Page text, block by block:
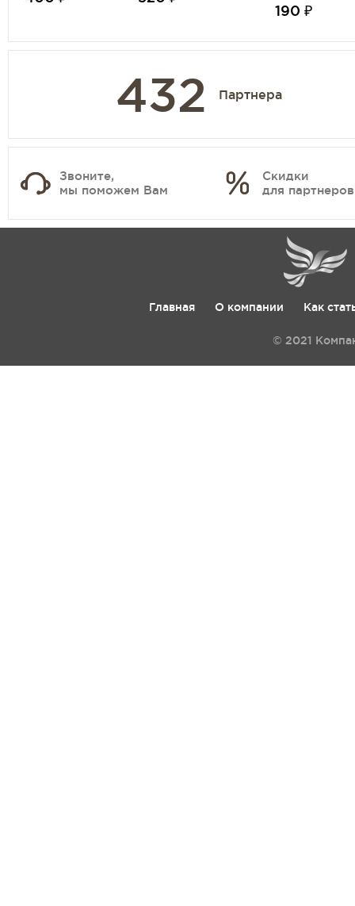
190 ₽
432 Партнера
Звоните,
мы поможем Вам
Скидки
для партнеров
Главная О компании Как
© 2021